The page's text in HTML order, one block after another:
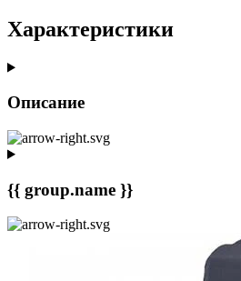
Характеристики
Описание
{{ group.name }}